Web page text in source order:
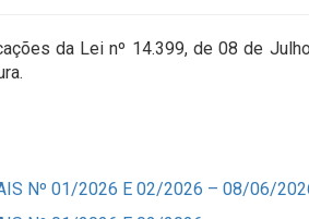
da Lei nº 14.399, de 08 de
Nº 01/2026 E 02/2026 – 08/06/